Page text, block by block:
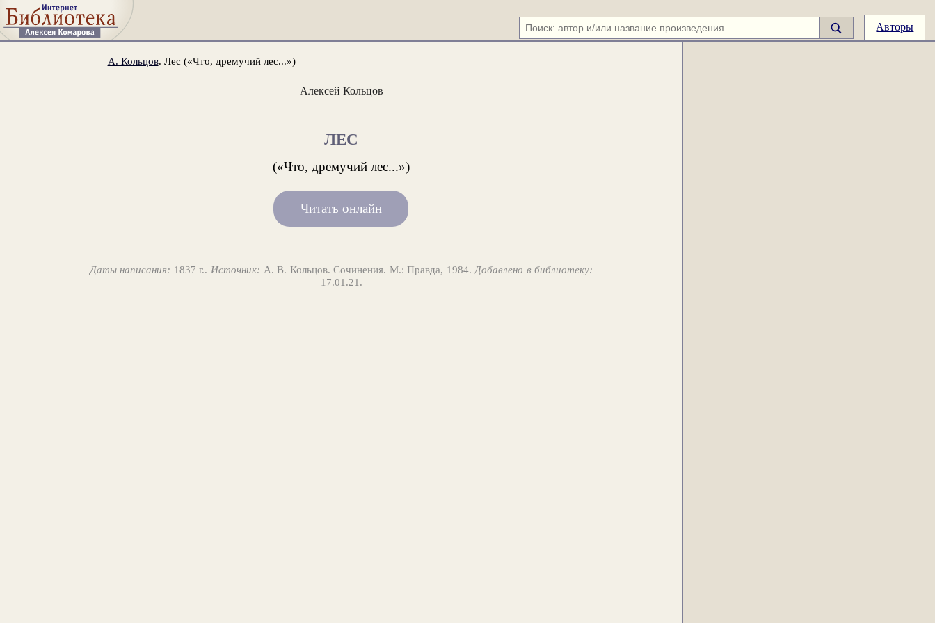
Авторы
А. Кольцов. Лес («Что, дремучий лес...»)
Алексей Кольцов
ЛЕС
(«Что, дремучий лес...»)
Читать онлайн
Даты написания: 1837 г.. Источник: А. В. Кольцов. Сочинения. М.: Правда, 1984. Добавлено в библиотеку:
17.01.21.